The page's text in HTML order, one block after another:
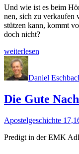
Und wie ist es beim
nen, sich zu verkaufen
stützen kann, kommt
doch nicht?
„Hören
und
reden
ler­
weit­er­lesen
Autor
Daniel
Die Gute
Apos­telgeschichte
Predigt in der EMK